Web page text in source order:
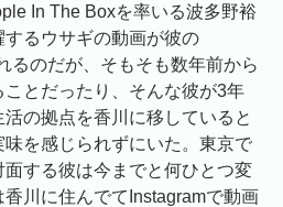
In The Boxを率いる波多野裕
るウサギの動画が彼の
るのだが、そもそも数年前から
とだったり、そんな彼が3年
の拠点を香川に移していると
を感じられずにいた。東京で
する彼は今までと何ひとつ変
川に住んでてInstagramで動画